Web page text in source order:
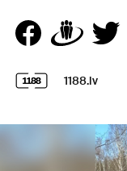
1188.lv